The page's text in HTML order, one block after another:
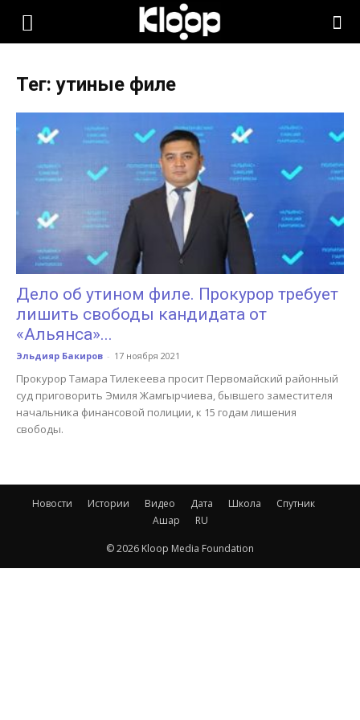
KLOOP.KG
Новости
Кыргызстана
Тег: утиные филе
Дело об утином филе. Прокурор требует
лишить свободы кандидата от
«Альянса»...
Эльдияр Бакиров - 17 ноября 2021
Прокурор Тамара Тилекеева просит Первомайский районный
суд приговорить Эмиля Жамгырчиева, бывшего заместителя
начальника финансовой полиции, к 15 годам лишения
свободы.
Новости Истории Видео Дата Школа
Спутник
Ашар
RU
© 2026 Kloop Media Foundation